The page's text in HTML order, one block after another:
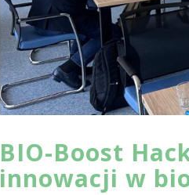
BIO-Boost
innowacji w